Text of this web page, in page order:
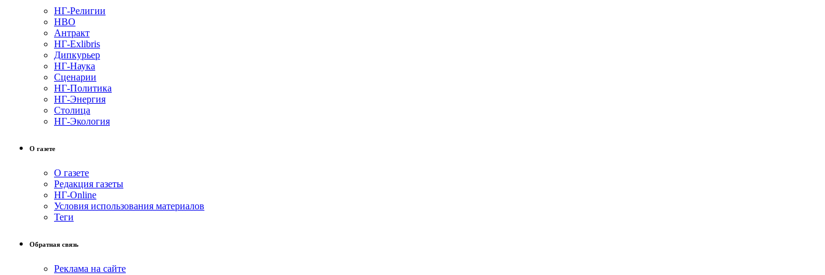
НГ-Религии
НВО
Антракт
НГ-Exlibris
Дипкурьер
НГ-Наука
Сценарии
НГ-Политика
НГ-Энергия
Столица
НГ-Экология
О газете
О газете
Редакция газеты
НГ-Online
Условия использования материалов
Теги
Обратная связь
Реклама на сайте